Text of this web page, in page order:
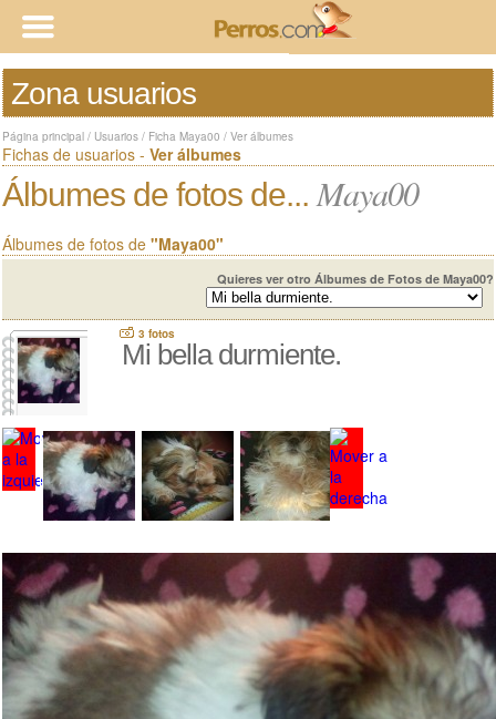
Zona usuarios
Página principal / Usuarios / Ficha Maya00 / Ver álbumes
Fichas de usuarios - Ver álbumes
Álbumes de fotos de... Maya00
Álbumes de fotos de "Maya00"
Quieres ver otro Álbumes de Fotos de Maya00?
3 fotos
Mi bella durmiente.